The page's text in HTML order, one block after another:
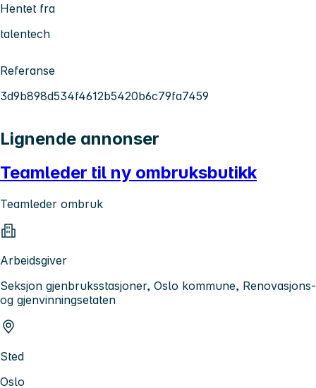
Hentet fra
talentech
Referanse
3d9b898d534f4612b5420b6c79fa7459
Lignende annonser
Teamleder til ny ombruksbutikk
Teamleder ombruk
Arbeidsgiver
Seksjon gjenbruksstasjoner, Oslo kommune, Renovasjons-
og gjenvinningsetaten
Sted
Oslo